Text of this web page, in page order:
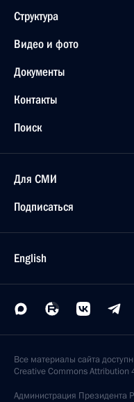
Структура
Видео и фото
Документы
Контакты
Поиск
Для СМИ
Подписаться
English
Все материалы сайта
Creative Commons Attribution
Администрация Президента